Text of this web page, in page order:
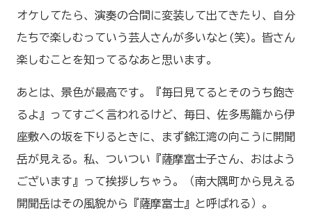
オケしてたら、演奏の合間に変装して出てきたり、自分
たちで楽しむっていう芸人さんが多いなと(笑)。皆さん
楽しむことを知ってるなあと思います。
あとは、景色が最高です。『毎日見てるとそのうち飽き
るよ』ってすごく言われるけど、毎日、佐多馬籠から伊
座敷への坂を下りるときに、まず錦江湾の向こうに開聞
岳が見える。私、ついつい『薩摩富士子さん、おはよう
ございます』って挨拶しちゃう。（南大隅町から見える
開聞岳はその風貌から『薩摩富士』と呼ばれる）。